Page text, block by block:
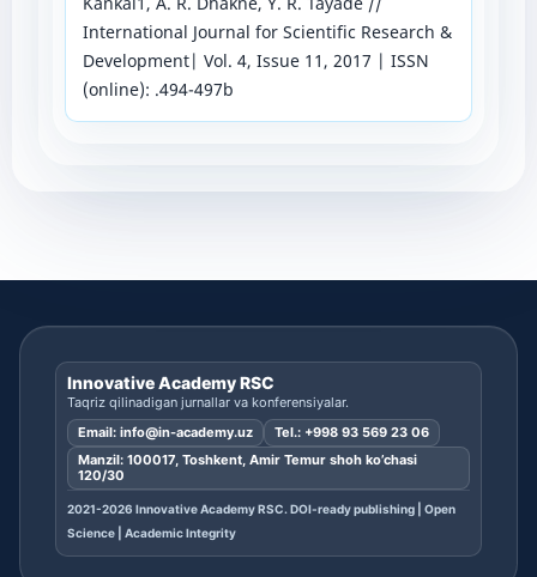
International Journal for Scientific Research &
Development| Vol. 4, Issue 11, 2017 | ISSN
(online): .494-497b
Innovative Academy RSC
Taqriz qilinadigan jurnallar va konferensiyalar.
Email: info@in-academy.uz Tel.: +998 93 569 23 06
Manzil: 100017, Toshkent, Amir Temur shoh ko’chasi
120/30
2021-2026 Innovative Academy RSC. DOI-ready publishing | Open
Science | Academic Integrity